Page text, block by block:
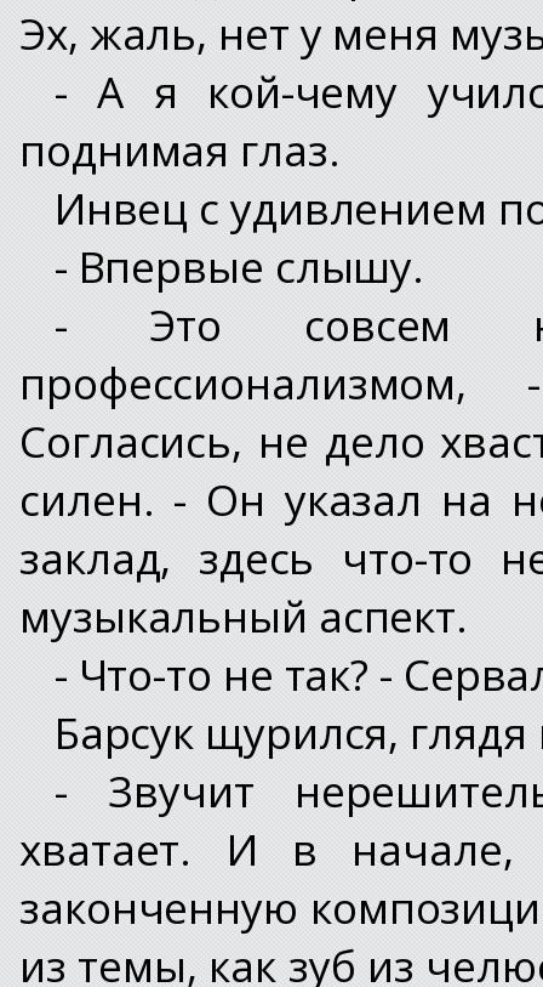
Эх, жаль, нет у меня
- А я кой-чему
поднимая глаз.
Инвец с удивлением
- Впервые слышу.
- Это совсем
Согласись, не дело
силен. - Он указал на
заклад, здесь что-
музыкальный аспект.
- Что-то не так? -
Барсук щурился,
- Звучит
хватает. И в
законченную
из темы, как зуб из